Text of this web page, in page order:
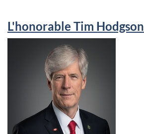
L'honorable Tim Hodgson